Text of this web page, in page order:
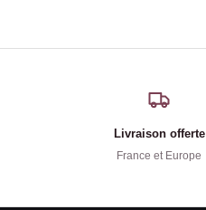
Livraison offerte
France et Europe